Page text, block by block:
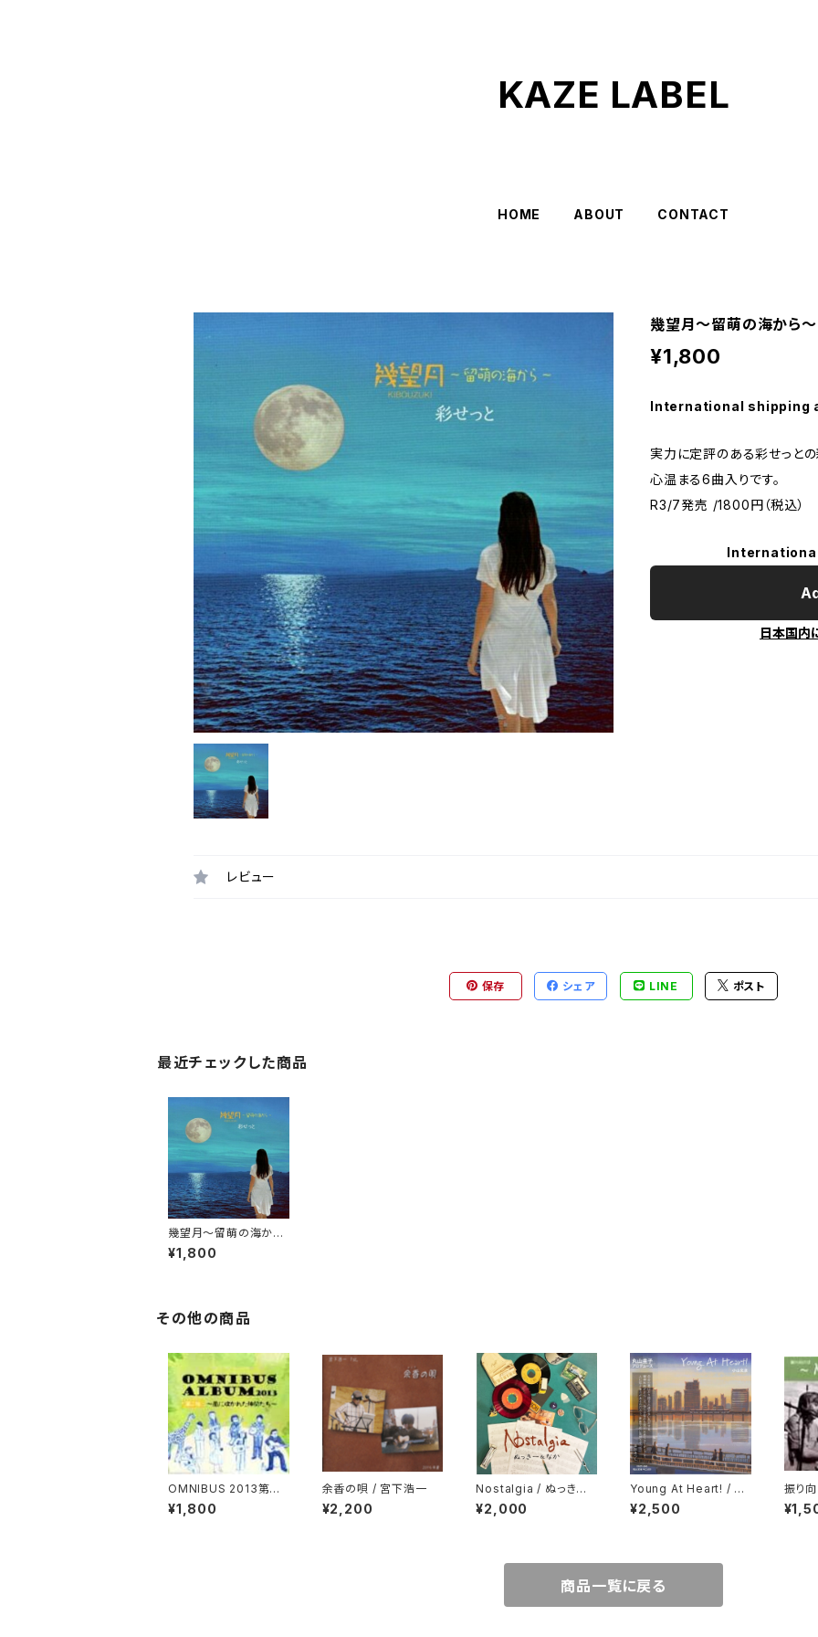
KAZE LABEL
HOME ABOUT CONTACT
幾望月～留萌の海から
¥1,800
International shipping
実力に定評のある彩せっと
心温まる6曲入りです。
R3/7発売 /1800円（税込）
日本国内
レビュー
保存 シェア LINE ポスト
最近チェックした商品
幾望月～留萌の海から
～ / 彩せっと
¥1,800
その他の商品
OMNIBUS 2013第二
弾 / 〜風に吹かれた仲
間たち〜
¥1,800
余香の唄 / 宮下浩一
¥2,200
Nostalgia / ぬっきー
＆なか
¥2,000
Young At Heart! / 小
山文彦
¥2,500
振り
AR〜
網倉
商品一覧に戻る